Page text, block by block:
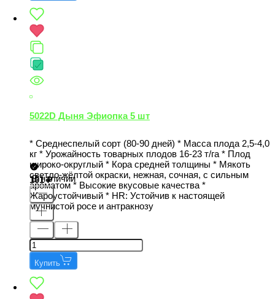
5022D Дыня Эфиопка 5 шт
* Среднеспелый сорт (80-90 дней) * Масса плода 2,5-4,0
кг * Урожайность товарных плодов 16-23 т/га * Плод
широко-округлый * Кора средней толщины * Мякоть
светло-жёлтой окраски, нежная, сочная, с сильным
ароматом * Высокие вкусовые качества *
Жароустойчивый * НR: Устойчив к настоящей
мучнистой росе и антракнозу
В наличии
101
Купить